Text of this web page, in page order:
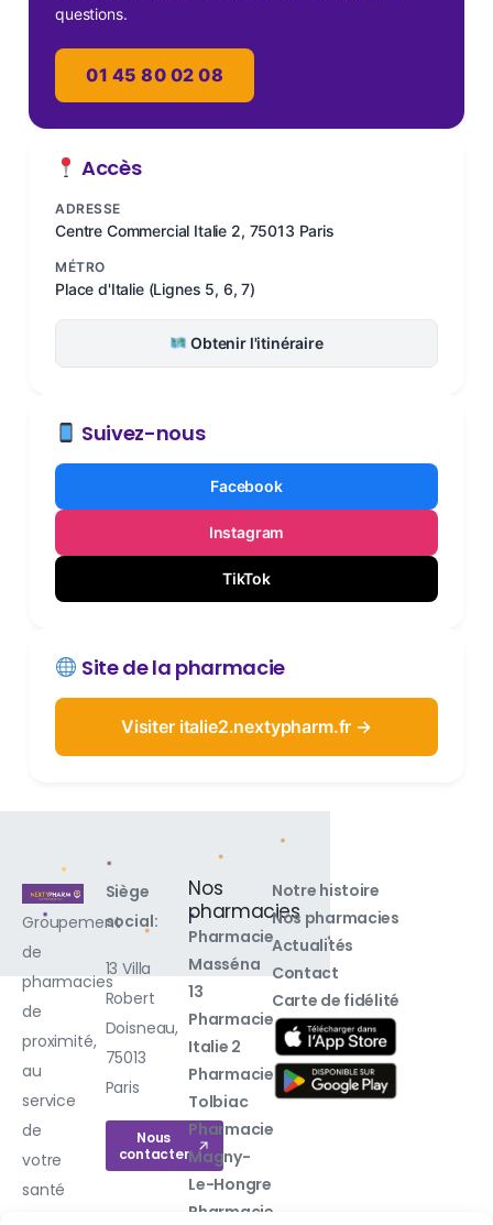
questions.
01 45 80 02 08
Accès
ADRESSE
Centre Commercial Italie 2, 75013 Paris
MÉTRO
Place d'Italie (Lignes 5, 6, 7)
Obtenir l'itinéraire
Suivez-nous
Facebook
Instagram
TikTok
Site de la pharmacie
Visiter italie2.nextypharm.fr →
Groupement
de
pharmacies
de
proximité,
au
service
de
votre
santé
Siège
social:
13 Villa
Robert
Doisneau,
75013
Paris
Nous
contacter
Nos
pharmacies
Pharmacie
Masséna
13
Pharmacie
Italie 2
Pharmacie
Tolbiac
Pharmacie
Magny-
Le-Hongre
Pharmacie
Notre histoire
Nos pharmacies
Actualités
Contact
Carte de fidélité